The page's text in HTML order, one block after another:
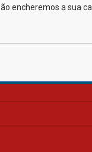
na educação dos
encheremos a sua